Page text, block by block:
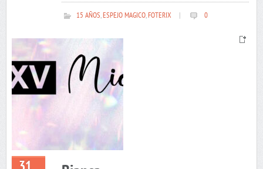
15 AÑOS,ESPEJO MAGICO,FOTERIX 0